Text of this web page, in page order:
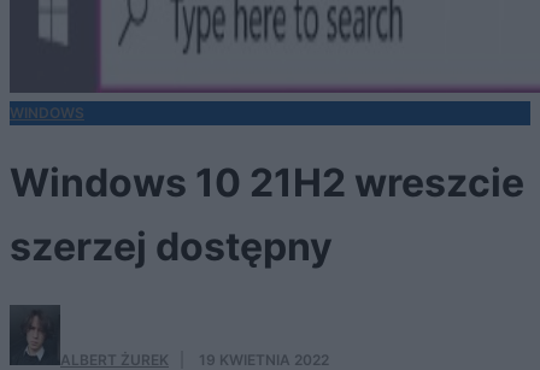
WINDOWS
Windows 10 21H2 wreszcie
szerzej dostępny
ALBERT ŻUREK 19 KWIETNIA 2022